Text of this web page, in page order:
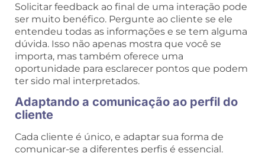
Solicitar feedback ao final de uma interação pode
ser muito benéfico. Pergunte ao cliente se ele
entendeu todas as informações e se tem alguma
dúvida. Isso não apenas mostra que você se
importa, mas também oferece uma
oportunidade para esclarecer pontos que podem
ter sido mal interpretados.
Adaptando a comunicação ao perfil do
cliente
Cada cliente é único, e adaptar sua forma de
comunicar-se a diferentes perfis é essencial.